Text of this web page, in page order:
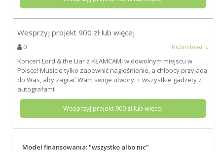
Wesprzyj projekt 900 zł lub więcej
0 Nielimitowana
Koncert Lord & the Liar z KŁAMCAMI w dowolnym miejscu w
Polsce! Musicie tylko zapewnić nagłośnienie, a chłopcy przyjadą
do Was, aby zagrać Wam swoje utwory. + wszystkie gadżety z
autografami!
Wesprzyj projekt 900zł lub więcej
Model finansowania: "wszystko albo nic"